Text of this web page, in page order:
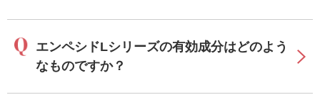
エンペシドLシリーズの有効成分はどのよう
なものですか？